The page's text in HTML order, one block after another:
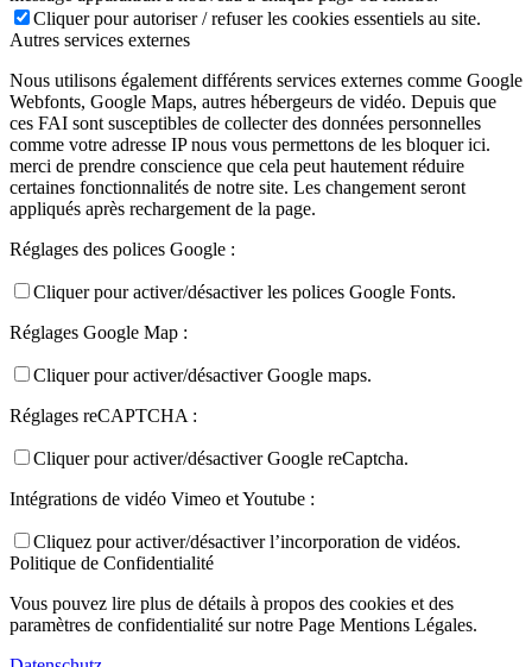
Cliquer pour autoriser / refuser les cookies essentiels au site.
Autres services externes
Nous utilisons également différents services externes comme Google
Webfonts, Google Maps, autres hébergeurs de vidéo. Depuis que
ces FAI sont susceptibles de collecter des données personnelles
comme votre adresse IP nous vous permettons de les bloquer ici.
merci de prendre conscience que cela peut hautement réduire
certaines fonctionnalités de notre site. Les changement seront
appliqués après rechargement de la page.
Réglages des polices Google :
Cliquer pour activer/désactiver les polices Google Fonts.
Réglages Google Map :
Cliquer pour activer/désactiver Google maps.
Réglages reCAPTCHA :
Cliquer pour activer/désactiver Google reCaptcha.
Intégrations de vidéo Vimeo et Youtube :
Cliquez pour activer/désactiver l’incorporation de vidéos.
Politique de Confidentialité
Vous pouvez lire plus de détails à propos des cookies et des
paramètres de confidentialité sur notre Page Mentions Légales.